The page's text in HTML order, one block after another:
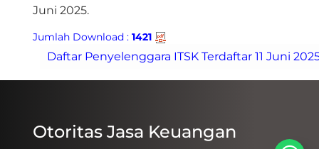
Juni 2025​​​.
Jumlah Download :1421
Otoritas Jasa Keuangan